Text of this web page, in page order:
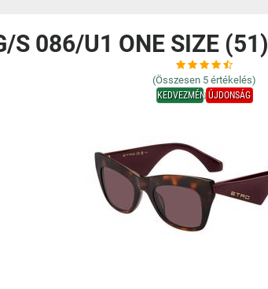
S 086/U1 ONE SIZE
(Összesen 5 értékelés)
KEDVEZMÉNYÚJDONSÁG